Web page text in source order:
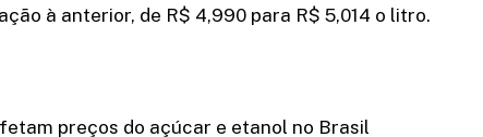
à anterior, de R$ 4,990 para R$ 5,014 o litro.
preços do açúcar e etanol no Brasil